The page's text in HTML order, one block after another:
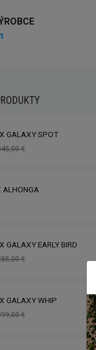
GALAXY SPOT
€
ALHONGA
GALAXY EARLY BIRD
€
GALAXY WHIP
€